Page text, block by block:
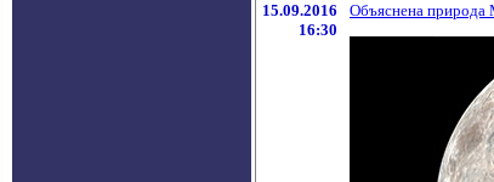
15.09.2016
16:30
Объяснена природа